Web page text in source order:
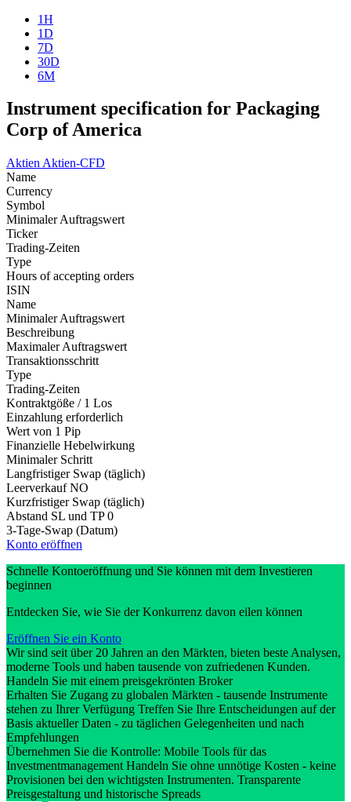
1H
1D
7D
30D
6M
Instrument specification for Packaging
Corp of America
Aktien Aktien-CFD
Name
Currency
Symbol
Minimaler Auftragswert
Ticker
Trading-Zeiten
Type
Hours of accepting orders
ISIN
Name
Minimaler Auftragswert
Beschreibung
Maximaler Auftragswert
Transaktionsschritt
Type
Trading-Zeiten
Kontraktgöße / 1 Los
Einzahlung erforderlich
Wert von 1 Pip
Finanzielle Hebelwirkung
Minimaler Schritt
Langfristiger Swap (täglich)
Leerverkauf NO
Kurzfristiger Swap (täglich)
Abstand SL und TP 0
3-Tage-Swap (Datum)
Konto eröffnen
Schnelle Kontoeröffnung und Sie können mit dem Investieren
beginnen
Entdecken Sie, wie Sie der Konkurrenz davon eilen können
Eröffnen Sie ein Konto
Wir sind seit über 20 Jahren an den Märkten, bieten beste Analysen,
moderne Tools und haben tausende von zufriedenen Kunden.
Handeln Sie mit einem preisgekrönten Broker
Erhalten Sie Zugang zu globalen Märkten - tausende Instrumente
stehen zu Ihrer Verfügung Treffen Sie Ihre Entscheidungen auf der
Basis aktueller Daten - zu täglichen Gelegenheiten und nach
Empfehlungen
Übernehmen Sie die Kontrolle: Mobile Tools für das
Investmentmanagement Handeln Sie ohne unnötige Kosten - keine
Provisionen bei den wichtigsten Instrumenten. Transparente
Preisgestaltung und historische Spreads